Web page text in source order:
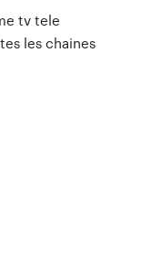
tv tele
les chaines